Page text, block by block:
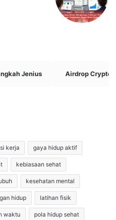
Jenius Airdrop Crypto
kerja gaya hidup aktif
kebiasaan sehat
kesehatan mental
hidup latihan fisik
waktu pola hidup sehat